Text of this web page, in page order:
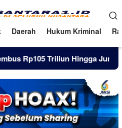
Daerah Hukum Kriminal
Triliun Hingga Juni 2026